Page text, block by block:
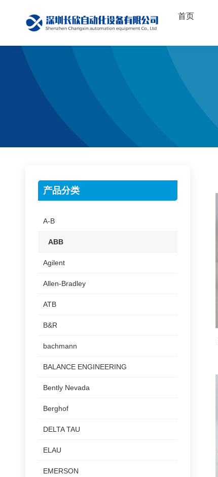
首页
产品分类
A-B
ABB
Agilent
Allen-Bradley
ATB
B&R
bachmann
BALANCE ENGINEERING
Bently Nevada
Berghof
DELTA TAU
ELAU
EMERSON